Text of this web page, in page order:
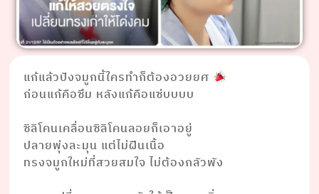
แก้แล้วปังจมูกนี้ใครทำก็ต้องอวยยศ
ก่อนแก้คือซึม หลังแก้คือแซ่บบบบ
ซิลิโคนเคลื่อนซิลิโคนลอยก็เอาอยู่
ปลายพุ่งละมุน แต่ไม่ฝืนเนื้อ
ทรงจมูกใหม่ที่สวยสมใจ ไม่ต้องกลัวพัง